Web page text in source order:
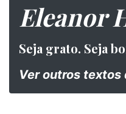
Eleanor
Seja grato. Seja
Ver outros textos